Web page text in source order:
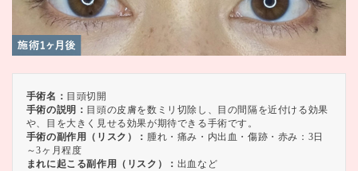
手術名： 目頭切開
手術の説明： 目頭の皮膚を数ミリ切除し、目の間隔を近付ける効果
や、目を大きく見せる効果が期待できる手術です。
手術の副作用（リスク）： 腫れ・痛み・内出血・傷跡・赤み：3日
～3ヶ月程度
まれに起こる副作用（リスク）： 出血など